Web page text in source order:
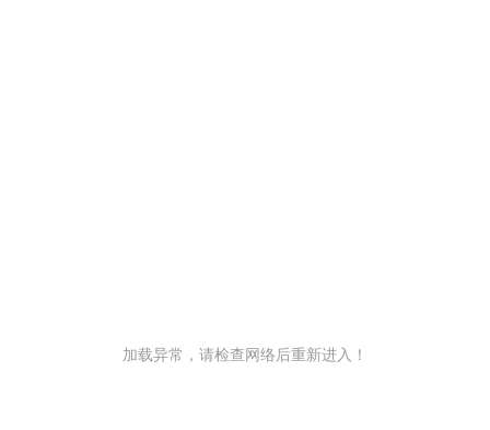
加载异常，请检查网络后重新进入！